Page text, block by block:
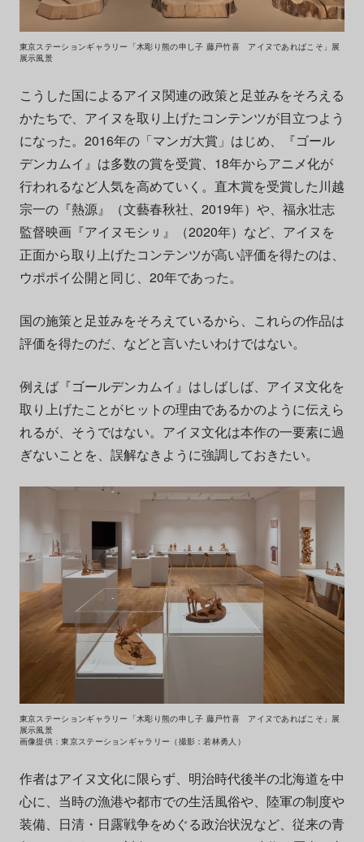
東京ステーションギャラリー「木彫り熊の申し子 藤戸竹喜 アイヌであればこそ」展
展示風景
こうした国によるアイヌ関連の政策と足並みをそろえる
かたちで、アイヌを取り上げたコンテンツが目立つよう
になった。2016年の「マンガ大賞」はじめ、『ゴール
デンカムイ』は多数の賞を受賞、18年からアニメ化が
行われるなど人気を高めていく。直木賞を受賞した川越
宗一の『熱源』（文藝春秋社、2019年）や、福永壮志
監督映画『アイヌモシㇼ』（2020年）など、アイヌを
正面から取り上げたコンテンツが高い評価を得たのは、
ウポポイ公開と同じ、20年であった。
国の施策と足並みをそろえているから、これらの作品は
評価を得たのだ、などと言いたいわけではない。
例えば『ゴールデンカムイ』はしばしば、アイヌ文化を
取り上げたことがヒットの理由であるかのように伝えら
れるが、そうではない。アイヌ文化は本作の一要素に過
ぎないことを、誤解なきように強調しておきたい。
東京ステーションギャラリー「木彫り熊の申し子 藤戸竹喜 アイヌであればこそ」展
展示風景
画像提供：東京ステーションギャラリー（撮影：若林勇人）
作者はアイヌ文化に限らず、明治時代後半の北海道を中
心に、当時の漁港や都市での生活風俗や、陸軍の制度や
装備、日清・日露戦争をめぐる政治状況など、従来の青